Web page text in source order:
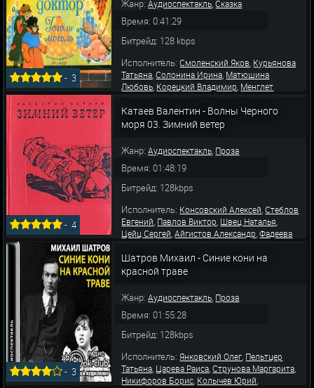
-3
Жанр:Аудиоспектакль,Сказка
Время: 0:41:29
Битрейд: 128 kbps
Исполнитель:Смоленский Яков, Курьянова
Татьяна,Солонина Ирина, Матюшина
Любовь, Корецкий Владимир, Менглет
-4
Катаев Валентин - Волны Черного
моря 03. Зимний ветер
Жанр:Аудиоспектакль, Проза
Время: 01:48:19
Битрейд: 128kbps
Исполнитель: Консовский Алексей,Стеблов
Евгений, Павлов Виктор, Швец Наталья,
Цейц Сергей,Айгистов Александр,Фадеева
Мартынов Андрей,Матюшина Любовь
-3
Шатров Михаил - Синие кони на
красной траве
Жанр:Аудиоспектакль, Проза
Время: 01:55:28
Битрейд: 128kbps
Исполнитель:Янковский Олег, Пельтцер
Татьяна, Царева Раиса,Струнова Маргарита,
Никифоров Борис, Колычев Юрий,